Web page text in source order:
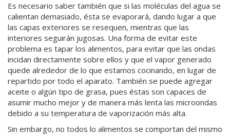
Es necesario saber también que si las moléculas del agua se
calientan demasiado, ésta se evaporará, dando lugar a que
las capas exteriores se resequen, mientras que las
interiores seguirán jugosas. Una forma de evitar este
problema es tapar los alimentos, para evitar que las ondas
incidan directamente sobre ellos y que el vapor generado
quede alrededor de lo que estamos cocinando, en lugar de
repartido por todo el aparato. También se puede agregar
aceite o algún tipo de grasa, pues éstas son capaces de
asumir mucho mejor y de manera más lenta las microondas
debido a su temperatura de vaporización más alta.
Sin embargo, no todos lo alimentos se comportan del mismo